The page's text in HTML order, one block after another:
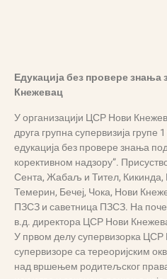
Едукација без провере знања
Кнежевац
У организацији ЦСР Нови
друга групна супервизија
едукација без провере знања
корективном надзору”.
Сента, Жабаљ и Тител,
Темерин, Бечеј, Чока, Нови
ПЗСЗ и саветница ПЗСЗ. На
в.д. директора ЦСР Нови
У првом делу супервизорка ЦСР
супервизоре са тереоријским
над вршењем родитељског